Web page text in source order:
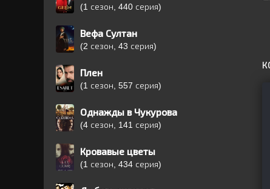
(1 сезон, 440 серия)
Вефа Султан
(2 сезон, 43 серия)
Плен
(1 сезон, 557 серия)
Однажды в Чукурова
(4 сезон, 141 серия)
Кровавые цветы
(1 сезон, 434 серия)